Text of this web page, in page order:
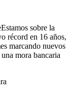
sobre la
récord en 16 años,
marcando nuevos
mora bancaria